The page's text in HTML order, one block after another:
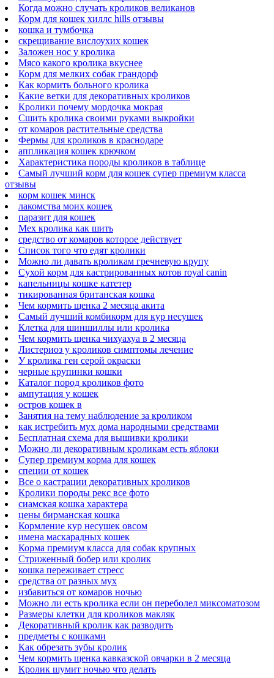
Когда можно случать кроликов великанов
Корм для кошек хиллс hills отзывы
кошка и тумбочка
скрещивание вислоухих кошек
Заложен нос у кролика
Мясо какого кролика вкуснее
Корм для мелких собак грандорф
Как кормить больного кролика
Какие ветки для декоративных кроликов
Кролики почему мордочка мокрая
Сшить кролика своими руками выкройки
от комаров растительные средства
Фермы для кроликов в краснодаре
аппликация кошек крючком
Характеристика породы кроликов в таблице
Самый лучший корм для кошек супер премиум класса
отзывы
корм кошек минск
лакомства моих кошек
паразит для кошек
Мех кролика как шить
средство от комаров которое действует
Список того что едят кролики
Можно ли давать кроликам гречневую крупу
Сухой корм для кастрированных котов royal canin
капельницы кошке катетер
тикированная британская кошка
Чем кормить щенка 2 месяца акита
Самый лучший комбикорм для кур несушек
Клетка для шиншиллы или кролика
Чем кормить щенка чихуахуа в 2 месяца
Листериоз у кроликов симптомы лечение
У кролика ген серой окраски
черные крупинки кошки
Каталог пород кроликов фото
ампутация у кошек
остров кошек в
Занятия на тему наблюдение за кроликом
как истребить мух дома народными средствами
Бесплатная схема для вышивки кролики
Можно ли декоративным кроликам есть яблоки
Супер премиум корма для кошек
специи от кошек
Все о кастрации декоративных кроликов
Кролики породы рекс все фото
сиамская кошка характера
цены бирманская кошка
Кормление кур несушек овсом
имена маскарадных кошек
Корма премиум класса для собак крупных
Стриженный бобер или кролик
кошка переживает стресс
средства от разных мух
избавиться от комаров ночью
Можно ли есть кролика если он переболел миксоматозом
Размеры клетки для кроликов макляк
Декоративный кролик как разводить
предметы с кошками
Как обрезать зубы кролик
Чем кормить щенка кавказской овчарки в 2 месяца
Кролик шумит ночью что делать